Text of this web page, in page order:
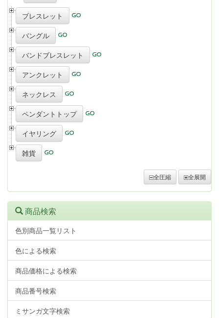
ブレスレット
バングル
バンドブレスレット
アンクレット
ネックレス
ペンダントトップ
イヤリング
雑貨
全圧縮 全展開
商品検索
色別商品一覧リスト
色による検索
商品価格による検索
商品番号検索
ミサンガ文字検索